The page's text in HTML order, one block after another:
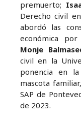
premuerto;
Derecho civil
abordó las
económica
Monje
civil en la
ponencia en
mascota
SAP de
de 2023.